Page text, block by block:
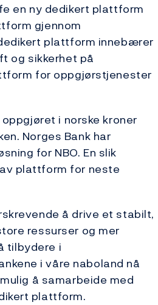
en ny dedikert plattform
gjennom
plattform innebærer
og sikkerhet på
for oppgjørstjenester
i norske kroner
Norges Bank har
for NBO. En slik
plattform for neste
å drive et stabilt,
ressurser og mer
tilbydere i
i våre naboland nå
å samarbeide med
plattform.